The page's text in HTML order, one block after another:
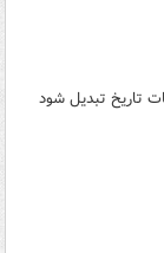
تاریخ تبدیل شود